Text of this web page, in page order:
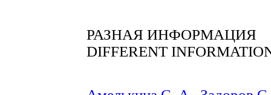
РАЗНАЯ ИНФОРМАЦИЯ
DIFFERENT